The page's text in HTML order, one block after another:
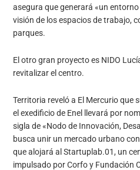
asegura que generará «un
visión de los espacios de trabajo,
parques.
El otro gran proyecto es NIDO
revitalizar el centro.
Territoria reveló a El Mercurio
el exedificio de Enel llevará por
sigla de «Nodo de Innovación,
busca unir un mercado urbano
que alojará al Startuplab.01, un
impulsado por Corfo y Fundación